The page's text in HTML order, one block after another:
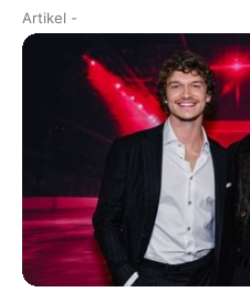
Artikel -